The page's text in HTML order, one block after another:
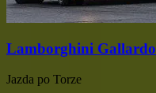
Lamborghini Gallardo
Jazda po Torze